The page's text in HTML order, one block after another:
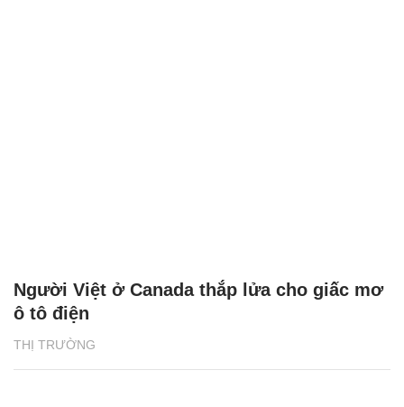
THỊ TRƯỜNG
Người Việt ở Canada thắp lửa cho giấc mơ
ô tô điện